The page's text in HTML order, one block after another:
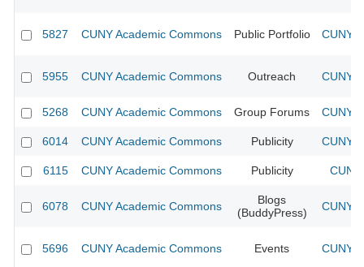
5827 CUNY Academic Commons Public Portfolio CUNY
5955 CUNY Academic Commons Outreach CUNY
5268 CUNY Academic Commons Group Forums CUNY
6014 CUNY Academic Commons Publicity CUNY
6115 CUNY Academic Commons Publicity
6078 CUNY Academic Commons
Blogs
(BuddyPress)
CUNY
5696 CUNY Academic Commons Events CUNY